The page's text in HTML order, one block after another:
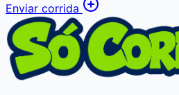
Enviar corrida